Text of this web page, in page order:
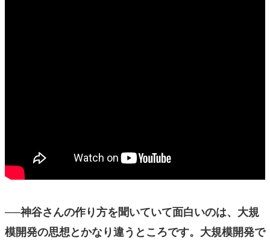
──神谷さんの作り方を聞いていて面白いのは、大規
模開発の思想とかなり違うところです。大規模開発で